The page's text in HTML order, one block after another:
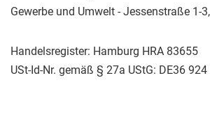
Gewerbe und Umwelt - Jessenstraße 1-
Handelsregister: Hamburg HRA 83655
USt-Id-Nr. gemäß § 27a UStG: DE36